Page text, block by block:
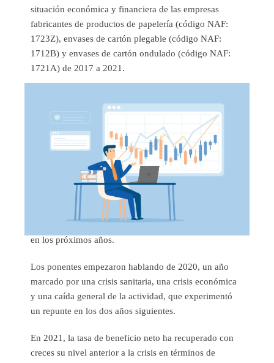
situación económica y financiera de las empresas
fabricantes de productos de papelería (código NAF:
1723Z), envases de cartón plegable (código NAF:
1712B) y envases de cartón ondulado (código NAF:
1721A) de 2017 a 2021.
microempresas y pequeñas y medianas empresas, ya
que -sólo en los sectores del cartón plegable y el cartón
ondulado- más de la mitad de las empresas tienen 30
empleados o menos.
La Banque de France señala que nuestro sector tiene la
suerte de contar con varios directivos experimentados
al frente de empresas maduras, pero ¿durante cuánto
tiempo más? De hecho, se esperan muchos traspasos
en los próximos años.
Los ponentes empezaron hablando de 2020, un año
marcado por una crisis sanitaria, una crisis económica
y una caída general de la actividad, que experimentó
un repunte en los dos años siguientes.
En 2021, la tasa de beneficio neto ha recuperado con
creces su nivel anterior a la crisis en términos de